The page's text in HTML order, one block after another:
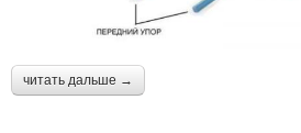
читать дальше →